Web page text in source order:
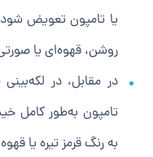
یا تامپون تعویض
روشن، قهوه‌ای یا
در مقابل، در
تامپون به‌طور کامل
به رنگ قرمز تیره یا